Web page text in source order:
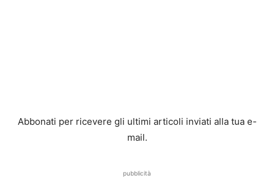
Abbonati per ricevere gli ultimi articoli inviati alla tua e-
mail.
pubblicità